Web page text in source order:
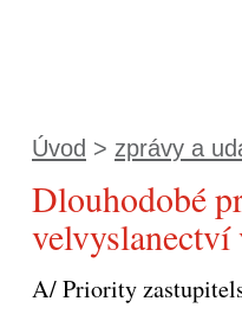
Úvod > zprávy a
Dlouhodobé
A/ Priority